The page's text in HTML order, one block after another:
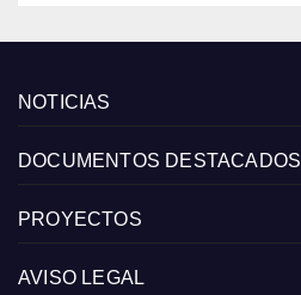
NOTICIAS
DOCUMENTOS DESTACADOS
PROYECTOS
AVISO LEGAL